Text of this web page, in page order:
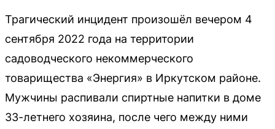
Трагический инцидент произошёл вечером 4
сентября 2022 года на территории
садоводческого некоммерческого
товарищества «Энергия» в Иркутском районе.
Мужчины распивали спиртные напитки в доме
33-летнего хозяина, после чего между ними